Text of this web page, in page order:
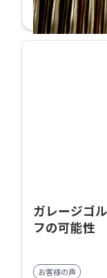
ガレージゴ
フの可能性
お客様の声